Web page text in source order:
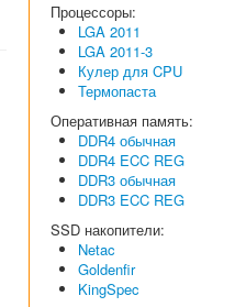
Процессоры:
LGA 2011
LGA 2011-3
Кулер для CPU
Термопаста
Оперативная память:
DDR4 обычная
DDR4 ECC REG
DDR3 обычная
DDR3 ECC REG
SSD накопители:
Netac
Goldenfir
KingSpec